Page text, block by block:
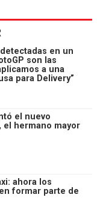
en un
son las
a una
para Delivery”
el nuevo
el hermano mayor
ahora los
formar parte de